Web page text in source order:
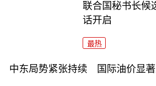
联合国秘书长候
话开启
最热
中东局势紧张持续 国际油价显